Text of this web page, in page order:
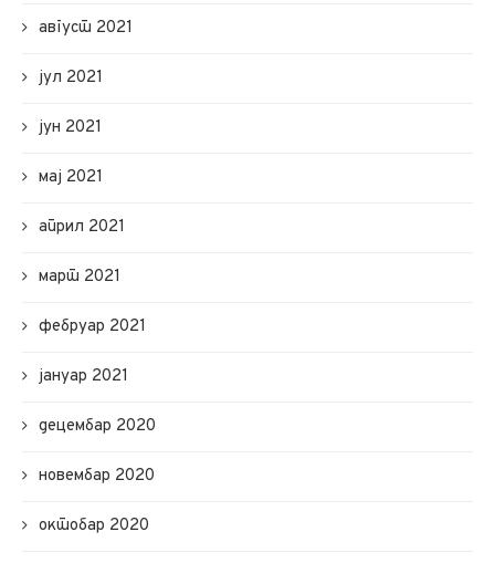
август 2021
јул 2021
јун 2021
мај 2021
април 2021
март 2021
фебруар 2021
јануар 2021
децембар 2020
новембар 2020
октобар 2020